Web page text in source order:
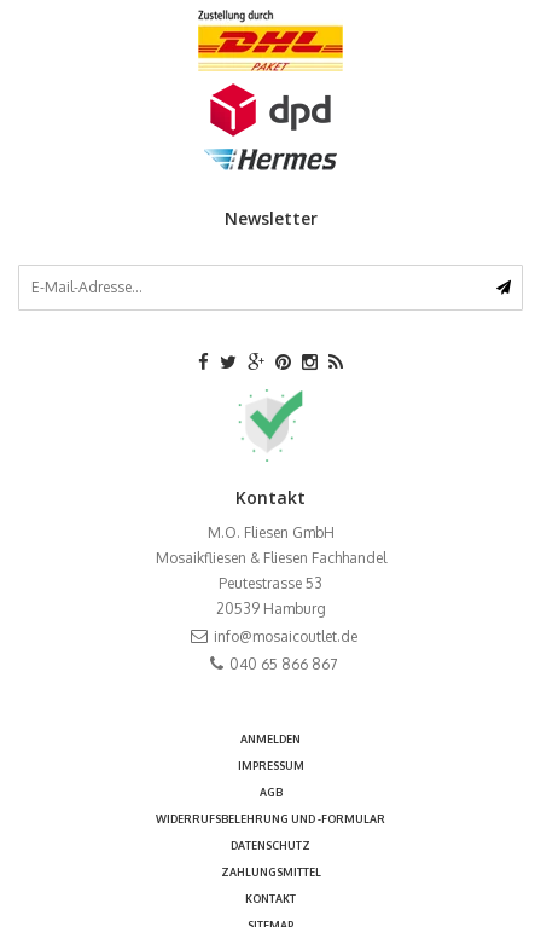
Newsletter
Kontakt
M.O. Fliesen GmbH
Mosaikfliesen & Fliesen Fachhandel
Peutestrasse 53
20539 Hamburg
info@mosaicoutlet.de
040 65 866 867
ANMELDEN
IMPRESSUM
AGB
WIDERRUFSBELEHRUNG UND -FORMULAR
DATENSCHUTZ
ZAHLUNGSMITTEL
KONTAKT